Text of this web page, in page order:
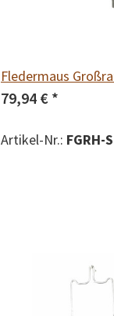
Fledermaus
79,94 € *
Artikel-Nr.: FGRH-S